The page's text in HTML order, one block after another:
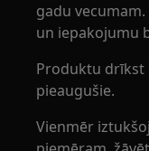
gadu
un iepakojumu
Produktu drīkst
pieaugušie.
Vienmēr